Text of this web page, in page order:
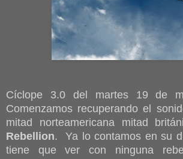
Cíclope 3.0 del martes 19 de
Comenzamos recuperando el
mitad norteamericana mitad
Rebellion. Ya lo contamos en su
tiene que ver con ninguna